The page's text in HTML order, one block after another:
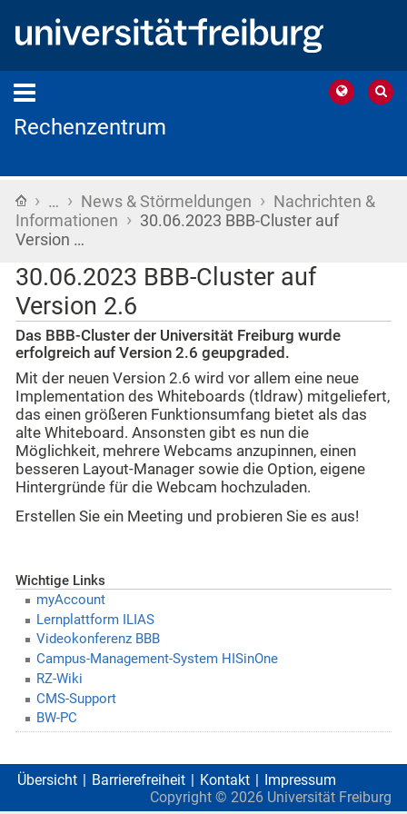
Rechenzentrum
Startseite
› … › News & Störmeldungen › Nachrichten &
Informationen › 30.06.2023 BBB-Cluster auf
Version …
30.06.2023 BBB-Cluster auf
Version 2.6
Das BBB-Cluster der Universität Freiburg wurde
erfolgreich auf Version 2.6 geupgraded.
Mit der neuen Version 2.6 wird vor allem eine neue
Implementation des Whiteboards (tldraw) mitgeliefert,
das einen größeren Funktionsumfang bietet als das
alte Whiteboard. Ansonsten gibt es nun die
Möglichkeit, mehrere Webcams anzupinnen, einen
besseren Layout-Manager sowie die Option, eigene
Hintergründe für die Webcam hochzuladen.
Erstellen Sie ein Meeting und probieren Sie es aus!
Wichtige Links
myAccount
Lernplattform ILIAS
Videokonferenz BBB
Campus-Management-System HISinOne
RZ-Wiki
CMS-Support
BW-PC
Übersicht Barrierefreiheit Kontakt
Impressum
Copyright © 2026 Universität Freiburg